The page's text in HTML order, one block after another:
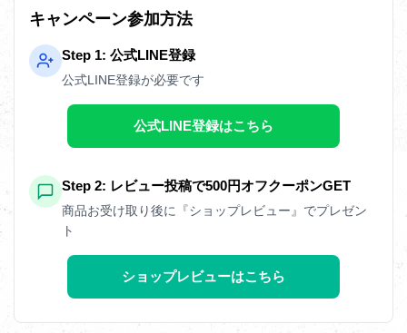
キャンペーン参加方法
Step 1: 公式LINE登録
公式LINE登録が必要です
公式LINE登録はこちら
Step 2: レビュー投稿で500円オフクーポンGET
商品お受け取り後に『ショップレビュー』でプレゼン
ト
ショップレビューはこちら